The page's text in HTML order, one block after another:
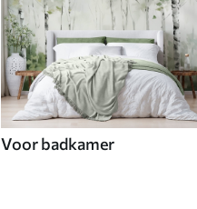
Voor badkamer